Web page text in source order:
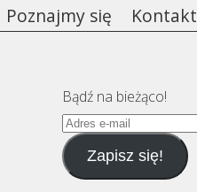
Poznajmy się Kontakt
Bądź na bieżąco!
Adres
e-
mailZapisz się!